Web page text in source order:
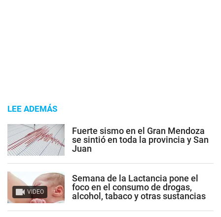
LEE ADEMÁS
Fuerte sismo en el Gran Mendoza
se sintió en toda la provincia y San
Juan
VIDEO
Semana de la Lactancia pone el
foco en el consumo de drogas,
alcohol, tabaco y otras sustancias